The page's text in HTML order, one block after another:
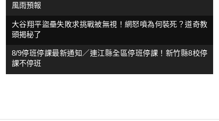
風雨預報
大谷翔平盜壘失敗求挑戰被無視！網怒噴為何裝死？道奇教
頭揭秘了
8/9停班停課最新通知／連江縣全區停班停課！新竹縣8校停
課不停班